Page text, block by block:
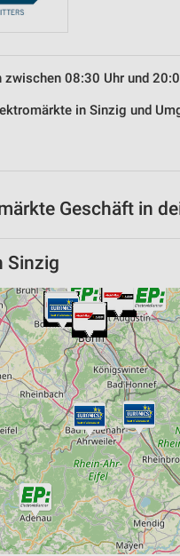
zwischen 08:30 Uhr und
in Sinzig und
Geschäft in
Sinzig